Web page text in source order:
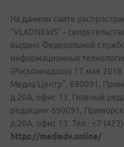
На данном сайте
"VLADNEWS" -
выдано Федеральной
информационных
(Роскомнадзор) 17 мая
Медиа Центр". 690091,
д.20А, офис 13. Главный
редакции: 690091,
д.20А, офис 13. Тел.: +7 (423)
https://mediadv.online/